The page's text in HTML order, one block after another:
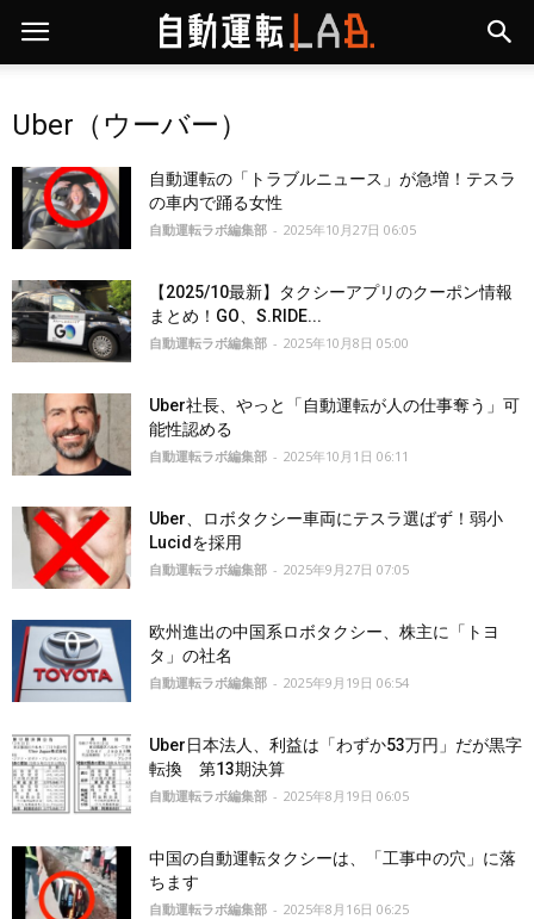
Uber（ウーバー）
自動運転の「トラブルニュース」が急増！テスラ
の車内で踊る女性
自動運転ラボ編集部 - 2025年10月27日 06:05
【2025/10最新】タクシーアプリのクーポン情報
まとめ！GO、S.RIDE...
自動運転ラボ編集部 - 2025年10月8日 05:00
Uber社長、やっと「自動運転が人の仕事奪う」可
能性認める
自動運転ラボ編集部 - 2025年10月1日 06:11
Uber、ロボタクシー車両にテスラ選ばず！弱小
Lucidを採用
自動運転ラボ編集部 - 2025年9月27日 07:05
欧州進出の中国系ロボタクシー、株主に「トヨ
タ」の社名
自動運転ラボ編集部 - 2025年9月19日 06:54
Uber日本法人、利益は「わずか53万円」だが黒字
転換 第13期決算
自動運転ラボ編集部 - 2025年8月19日 06:05
中国の自動運転タクシーは、「工事中の穴」に落
ちます
自動運転ラボ編集部 - 2025年8月16日 06:25